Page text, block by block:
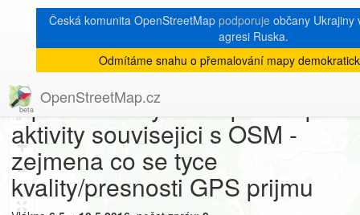
Česká komunita OpenStreetMap podporujeobčany Ukrajiny
agresi Ruska.
Odmítáme snahu o přemalování mapy
OpenStreetMap.cz
8
+
−
« zpět na výpis měsíce|
[Talk-cz]
Tip na vhodny smartphone pro
aktivity souvisejici s OSM -
zejmena co se tyce
kvality/presnosti GPS prijmu